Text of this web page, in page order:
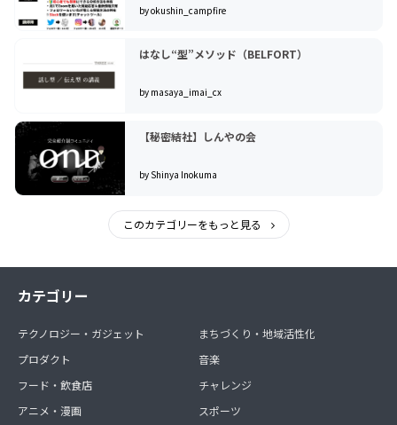
by okushin_campfire
はなし“型”メソッド（BELFORT）
by masaya_imai_cx
【秘密結社】しんやの会
by Shinya Inokuma
このカテゴリーをもっと見る
カテゴリー
テクノロジー・ガジェット
プロダクト
フード・飲食店
アニメ・漫画
まちづくり・地域活性化
音楽
チャレンジ
スポーツ